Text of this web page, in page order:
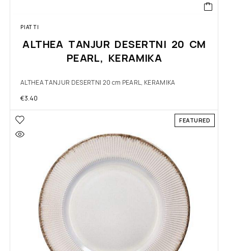
PIATTI
ALTHEA TANJUR DESERTNI 20 CM
PEARL, KERAMIKA
ALTHEA TANJUR DESERTNI 20 cm PEARL, KERAMIKA
€3.40
FEATURED